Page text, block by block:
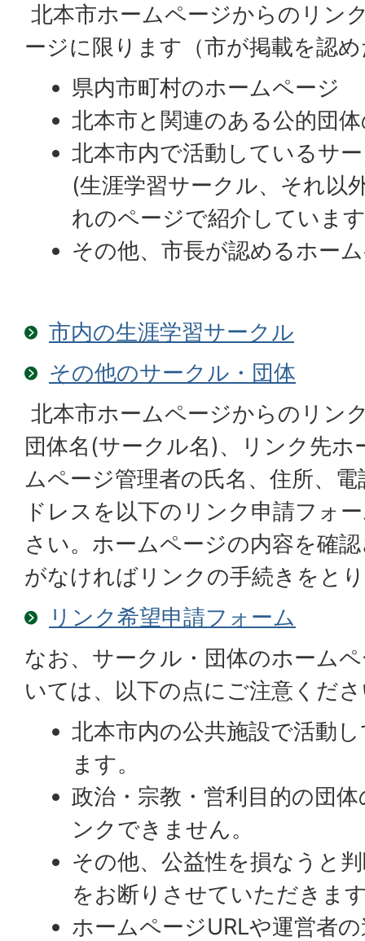
北本市ホームページからのリン
ージに限ります（市が掲載を認
県内市町村のホームページ
北本市と関連のある公的団
北本市内で活動しているサ
(生涯学習サークル、それ以
れのページで紹介していま
その他、市長が認めるホー
市内の生涯学習サークル
その他のサークル・団体
北本市ホームページからのリン
団体名(サークル名)、リンク先ホ
ムページ管理者の氏名、住所、
ドレスを以下のリンク申請フォ
さい。ホームページの内容を確
がなければリンクの手続きをと
リンク希望申請フォーム
なお、サークル・団体のホーム
いては、以下の点にご注意くだ
北本市内の公共施設で活動
ます。
政治・宗教・営利目的の団
ンクできません。
その他、公益性を損なうと
をお断りさせていただきま
ホームページURLや運営者